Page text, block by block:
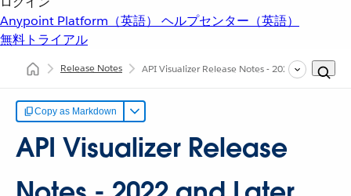
Anypoint Platform（英語） ヘルプセンター（英語）
無料トライアル
Release Notes API Visualizer Release Notes - 2022 and Later
Copy as Markdown
API Visualizer Release